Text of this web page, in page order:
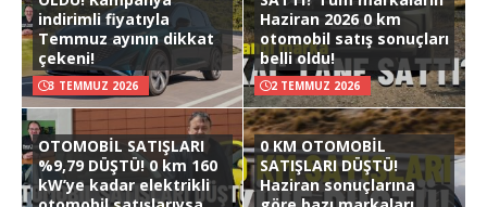
indirimli fiyatıyla
Temmuz ayının dikkat
çekeni!
3 TEMMUZ 2026
Haziran 2026 0 km
otomobil satış sonuçları
belli oldu!
2 TEMMUZ 2026
OTOMOBİL SATIŞLARI
%9,79 DÜŞTÜ! 0 km 160
kW’ye kadar elektrikli
0 KM OTOMOBİL
SATIŞLARI DÜŞTÜ!
Haziran sonuçlarına